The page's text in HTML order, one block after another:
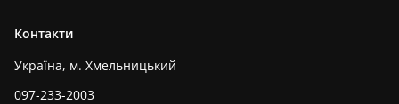
Контакти
Україна, м. Хмельницький
097-233-2003